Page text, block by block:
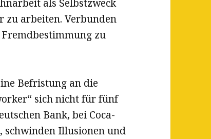
als Selbstzweck
zu arbeiten. Verbunden
zu
Befristung an die
sich nicht für fünf
Bank, bei Coca-
schwinden Illusionen und